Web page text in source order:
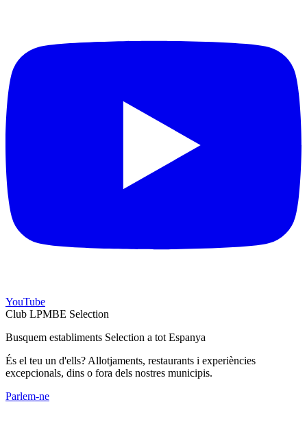
YouTube
Club LPMBE Selection
Busquem establiments Selection a tot Espanya
És el teu un d'ells? Allotjaments, restaurants i experiències
excepcionals, dins o fora dels nostres municipis.
Parlem-ne